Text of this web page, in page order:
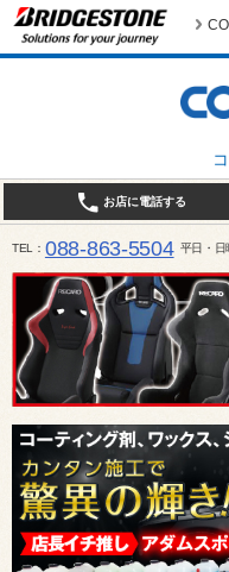
お店に電話する
TEL 088-863-5504 平日・